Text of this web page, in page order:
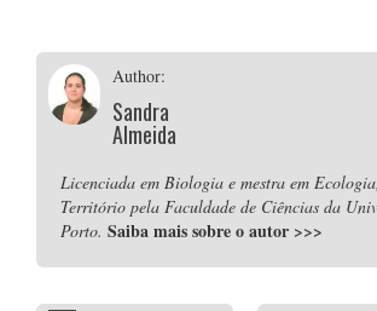
Author:
Sandra
Almeida
Licenciada em Biologia e mestra em
Território pela Faculdade de Ciências da
Porto. Saiba mais sobre o autor >>>